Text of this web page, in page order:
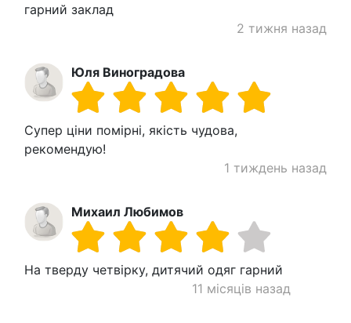
гарний заклад
2 тижня назад
Юля Виноградова
Супер ціни помірні, якість чудова,
рекомендую!
1 тиждень назад
Михаил Любимов
На тверду четвірку, дитячий одяг гарний
11 місяців назад